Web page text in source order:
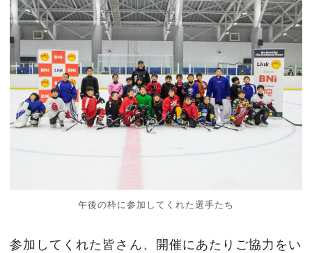
午後の枠に参加してくれた選手たち
参加してくれた皆さん、開催にあたりご協力をい